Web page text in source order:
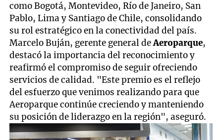
como Bogotá, Montevideo, Río de Janeiro, San
Pablo, Lima y Santiago de Chile, consolidando
su rol estratégico en la conectividad del país.
Marcelo Buján, gerente general deAeroparque,
destacó la importancia del reconocimiento y
reafirmó el compromiso de seguir ofreciendo
servicios de calidad. "Este premio es el reflejo
del esfuerzo que venimos realizando para que
Aeroparque continúe creciendo y manteniendo
su posición de liderazgo en la región", aseguró.